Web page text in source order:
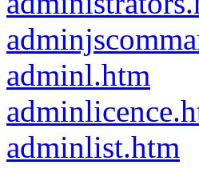
adminl.htm
adminlist.htm